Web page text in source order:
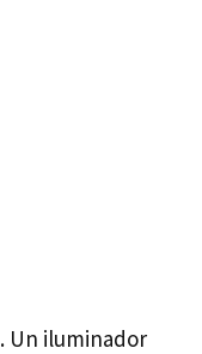
. Un iluminador